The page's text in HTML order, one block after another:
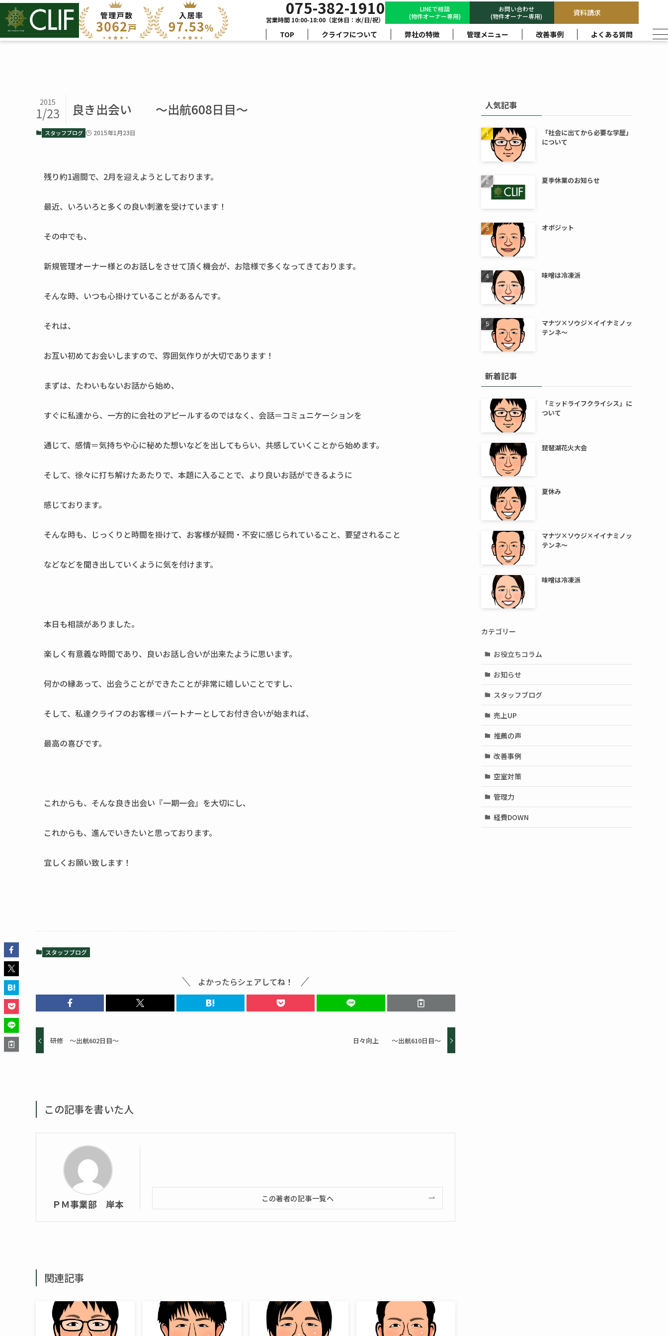
075-382-1910
営業時間 10:00-18:00（定休日：水/日/祝）
LINEで相談
(物件オーナー専用)
お問い合わせ
(物件オーナー専用)
資料請求
TOP クライフについて 弊社の特徴 管理メニュー 改善事例 よくある質問
良き出会い ～出航608日目～
2015
1/23
スタッフブログ 2015年1月23日
残り約1週間で、2月を迎えようとしております。
最近、いろいろと多くの良い刺激を受けています！
その中でも、
新規管理オーナー様とのお話しをさせて頂く機会が、お陰様で多くなってきております。
そんな時、いつも心掛けていることがあるんです。
それは、
お互い初めてお会いしますので、雰囲気作りが大切であります！
まずは、たわいもないお話から始め、
すぐに私達から、一方的に会社のアピールするのではなく、会話＝コミュニケーションを
通じて、感情＝気持ちや心に秘めた想いなどを出してもらい、共感していくことから始めます。
そして、徐々に打ち解けたあたりで、本題に入ることで、より良いお話ができるように
感じております。
そんな時も、じっくりと時間を掛けて、お客様が疑問・不安に感じられていること、要望されること
などなどを聞き出していくように気を付けます。
本日も相談がありました。
楽しく有意義な時間であり、良いお話し合いが出来たように思います。
何かの縁あって、出会うことができたことが非常に嬉しいことですし、
そして、私達クライフのお客様＝パートナーとしてお付き合いが始まれば、
最高の喜びです。
これからも、そんな良き出会い『一期一会』を大切にし、
これからも、進んでいきたいと思っております。
宜しくお願い致します！
スタッフブログ
よかったらシェアしてね！
研修 ～出航602日目～ 日々向上 ～出航610日目～
この記事を書いた人
ＰＭ事業部 岸本 この著者の記事一覧へ
関連記事
人気記事
「社会に出てから必要な学歴」
について
夏季休業のお知らせ
オポジット
味噌は冷凍派
マナツ×ソウジ×イイナミノッ
テンネ～
新着記事
「ミッドライフクライシス」に
ついて
琵琶湖花火大会
夏休み
マナツ×ソウジ×イイナミノッ
テンネ～
味噌は冷凍派
カテゴリー
お役立ちコラム
お知らせ
スタッフブログ
売上UP
推薦の声
改善事例
空室対策
管理力
経費DOWN